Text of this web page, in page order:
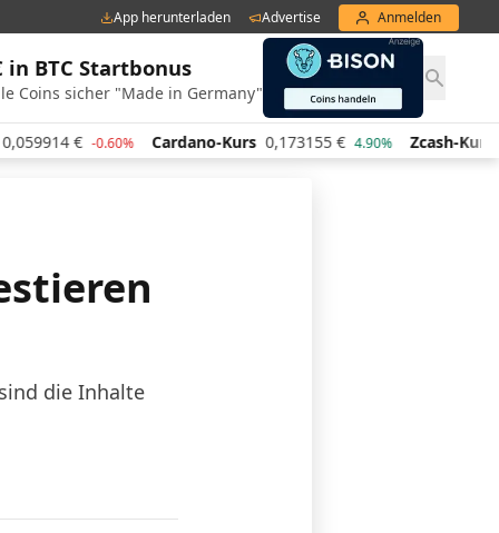
App herunterladen Advertise Anmelden
in BTC Startbonus
Coins sicher "Made in Germany"
€ -0.60% Cardano-Kurs 0,173155 € 4.90% Zcash-Kurs
die Inhalte